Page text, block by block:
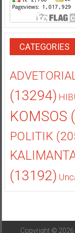
CATEGORIES
(13294)
KOMSOS
POLITIK
(13192)
Copyright © 2026